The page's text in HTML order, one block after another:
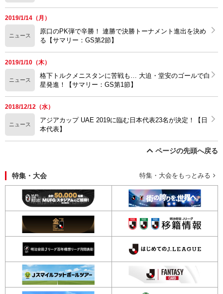
2019/1/14（月）
ニュース
原口のPK弾で辛勝！ 連勝で決勝トーナメント進出を決め
る【サマリー：GS第2節】
2019/1/10（木）
ニュース
格下トルクメニスタンに苦戦も… 大迫・堂安のゴールで白
星発進！【サマリー：GS第1節】
2018/12/12（水）
ニュース
アジアカップ UAE 2019に臨む日本代表23名が決定！【日
本代表】
ページの先頭へ戻る
特集・大会 特集・大会をもっとみる